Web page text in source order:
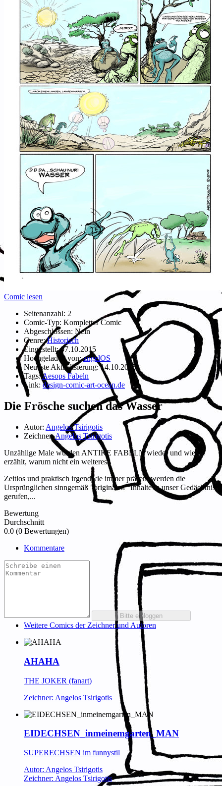
Comic lesen
Seitenanzahl: 2
Comic-Typ: Kompletter Comic
Abgeschlossen: Nein
Genre:Historisch
Eingestellt:07.10.2015
Hochgeladen von:angelOS
Neueste Aktualisierung:14.10.2015
Tags:Aesops Fabeln
Link:design-comic-art-ocean.de
Die Frösche suchen das Wasser
Autor: Angelos Tsirigotis
Zeichner:Angelos Tsirigotis
Unzählige Male wurden ANTIKE FABELN wieder und wieder
erzählt, warum nicht ein weiteres.
Zeitlos und praktisch irgendwie immer präsent werden die
Ursprünglichen sinngemäß "originalen" Inhalte in unser Gedächtnis
gerufen,...
Bewertung
Durchschnitt
0.0 (0 Bewertungen)
Kommentare
Weitere Comics der Zeichner und Autoren
AHAHA
THE JOKER (fanart)
Zeichner: Angelos Tsirigotis
EIDECHSEN_inmeinemgarten_MAN
SUPERECHSEN im funnystil
Autor: Angelos Tsirigotis
Zeichner: Angelos Tsirigotis